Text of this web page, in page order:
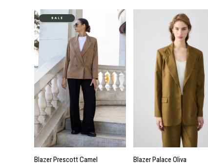
Blazer Prescott Camel Blazer Palace Oliva